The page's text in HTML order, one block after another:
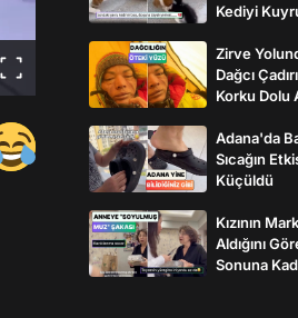
Kediyi
Zirve
Dağcı
Korku Dolu
Adana'da
Sıcağın
Küçüldü
Kızının
Aldığını
Sonuna